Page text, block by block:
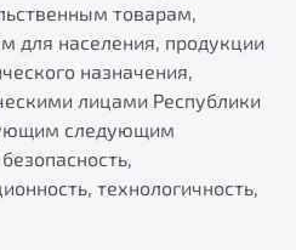
седанпри покупке
товарам,
населения, продукции
назначения,
лицами Республики
следующим
технологичность,